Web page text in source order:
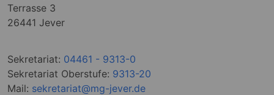
Terrasse 3
26441 Jever
Sekretariat: 04461 - 9313-0
Sekretariat Oberstufe: 9313-20
Mail: sekretariat@mg-jever.de